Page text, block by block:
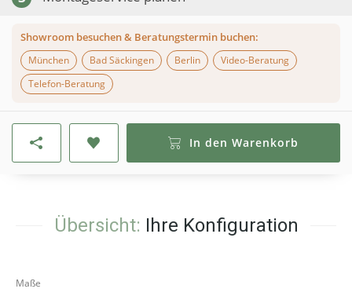
Showroom besuchen & Beratungstermin buchen:
München
Bad Säckingen Berlin
Video-Beratung
Telefon-Beratung
In den Warenkorb
Übersicht: Ihre Konfiguration
Maße